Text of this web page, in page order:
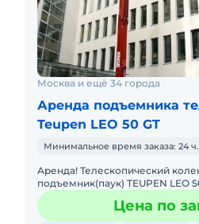
Москва и ещё 34 города
Аренда подъемника
Teupen LEO 50 GT
Минимальное время заказа: 24 ч.
Аренда! Телескопический
подъемник(паук) TEUPEN LEO
подъема 50 м, Горизонтальный
питания: Дизель +Цена по